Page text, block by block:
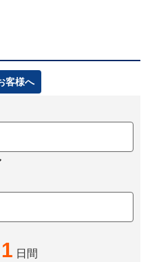
客様へ
1 日間